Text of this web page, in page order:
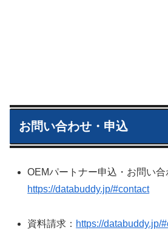
お問い合わせ・申込
OEMパートナー申込・お問い合
https://databuddy.jp/#contact
資料請求： https://databuddy.jp/